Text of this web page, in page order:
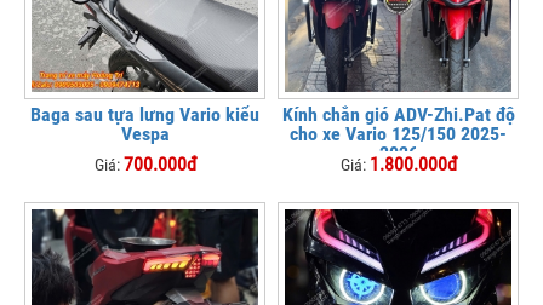
Baga sau tựa lưng Vario kiểu
Vespa
Giá:700.000đ
Kính chắn gió ADV-Zhi.Pat độ
cho xe Vario 125/150 2025-
2026
Giá: 1.800.000đ